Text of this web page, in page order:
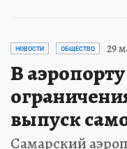
НОВОСТИ ОБЩЕСТВО 29
В
выпуск
Самарский